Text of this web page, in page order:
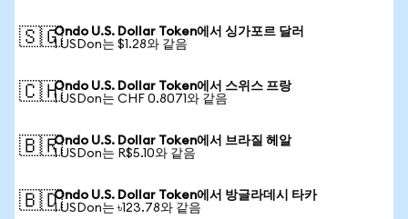
🇸🇬Ondo U.S. Dollar Token에서 싱가포르 달러
1 USDon는 $1.28와 같음
🇨🇭Ondo U.S. Dollar Token에서 스위스 프랑
1 USDon는 CHF 0.8071와 같음
🇧🇷Ondo U.S. Dollar Token에서 브라질 헤알
1 USDon는 R$5.10와 같음
🇧🇩Ondo U.S. Dollar Token에서 방글라데시 타카
1 USDon는 ৳123.78와 같음